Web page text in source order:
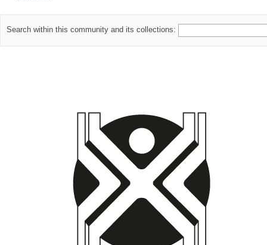
Search within this community and its collections: